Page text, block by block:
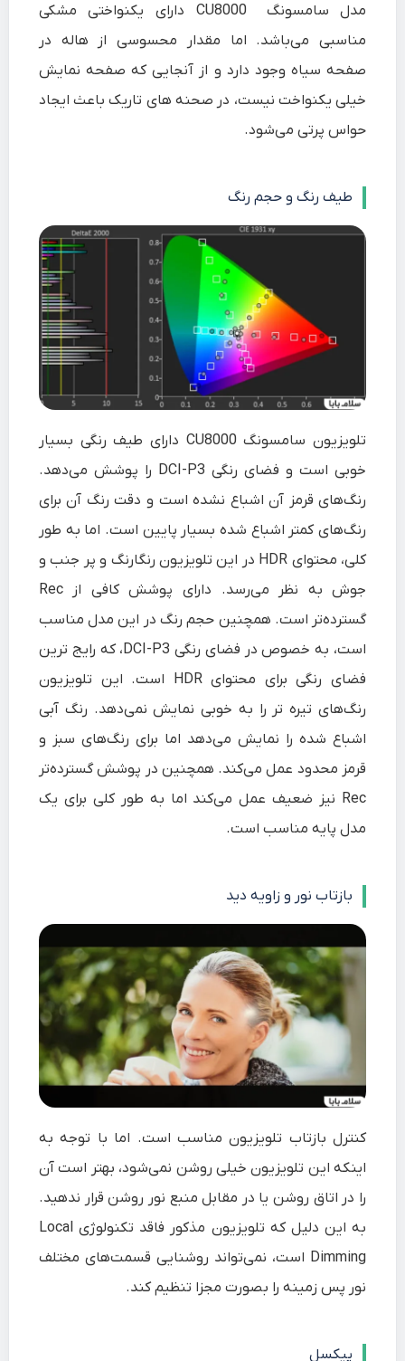
مدل سامسونگ CU8000 دارای یکنواختی مشکی
مناسبی می‌باشد. اما مقدار محسوسی از هاله در
صفحه سیاه وجود دارد و از آنجایی که صفحه نمایش
خیلی یکنواخت نیست، در صحنه های تاریک باعث ایجاد
حواس پرتی می‌شود.
طیف رنگ و حجم رنگ
تلویزیون سامسونگ CU8000 دارای طیف رنگی بسیار
خوبی است و فضای رنگی DCI-P3 را پوشش می‌دهد.
رنگ‌های قرمز آن اشباع نشده است و دقت رنگ آن برای
رنگ‌های کمتر اشباع شده بسیار پایین است. اما به طور
کلی، محتوای HDR در این تلویزیون رنگارنگ و پر جنب و
جوش به نظر می‌رسد. دارای پوشش کافی از Rec
گسترده‌تر است. همچنین حجم رنگ در این مدل مناسب
است، به خصوص در فضای رنگی DCI-P3، که رایج ترین
فضای رنگی برای محتوای HDR است. این تلویزیون
رنگ‌های تیره تر را به خوبی نمایش نمی‌دهد. رنگ آبی
اشباع شده را نمایش می‌دهد اما برای رنگ‌های سبز و
قرمز محدود عمل می‌کند. همچنین در پوشش گسترد‌ه‌تر
Rec نیز ضعیف عمل می‌کند اما به طور کلی برای یک
مدل پایه مناسب است.
بازتاب نور و زاویه دید
کنترل بازتاب تلویزیون مناسب است. اما با توجه به
اینکه این تلویزیون خیلی روشن نمی‌شود، بهتر است آن
را در اتاق روشن یا در مقابل منبع نور روشن قرار ندهید.
به این دلیل که تلویزیون مذکور فاقد تکنولوژی Local
Dimming است، نمی‌تواند روشنایی قسمت‌های مختلف
نور پس زمینه را بصورت مجزا تنظیم کند.
پیکسل